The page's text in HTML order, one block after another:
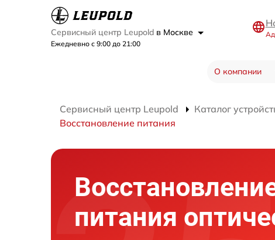
Сервисный центр Leupold в Москве
Ежедневно с 9:00 до 21:00
О компании
Сервисный центр Leupold Каталог
Восстановление питания
питания